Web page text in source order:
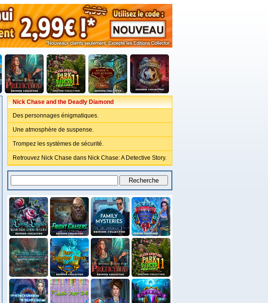
Nick Chase and the Deadly Diamond
Des personnages énigmatiques.
Une atmosphère de suspense.
Trompez les systèmes de sécurité.
Retrouvez Nick Chase dans Nick Chase: A Detective Story.